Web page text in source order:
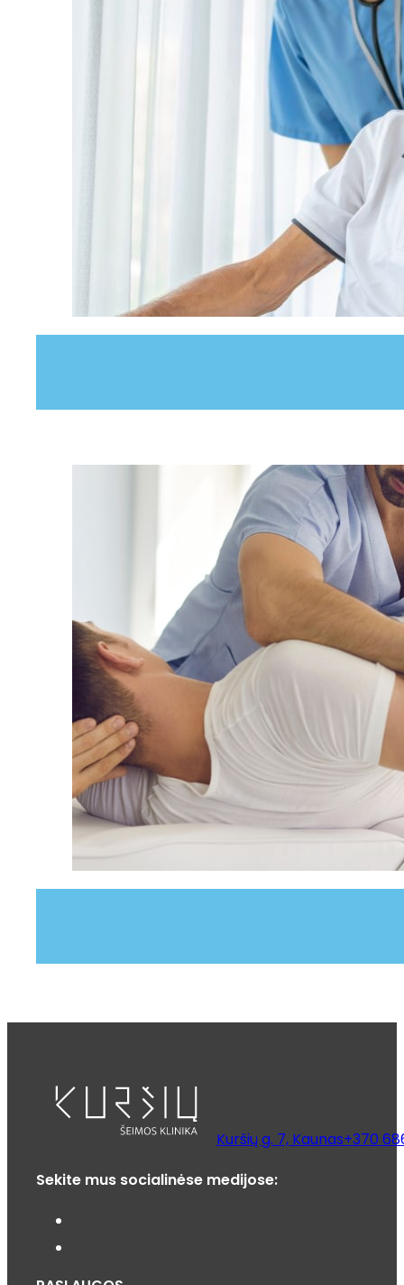
Kuršių g. 7, Kaunas+370
Sekite mus socialinėse medijose: